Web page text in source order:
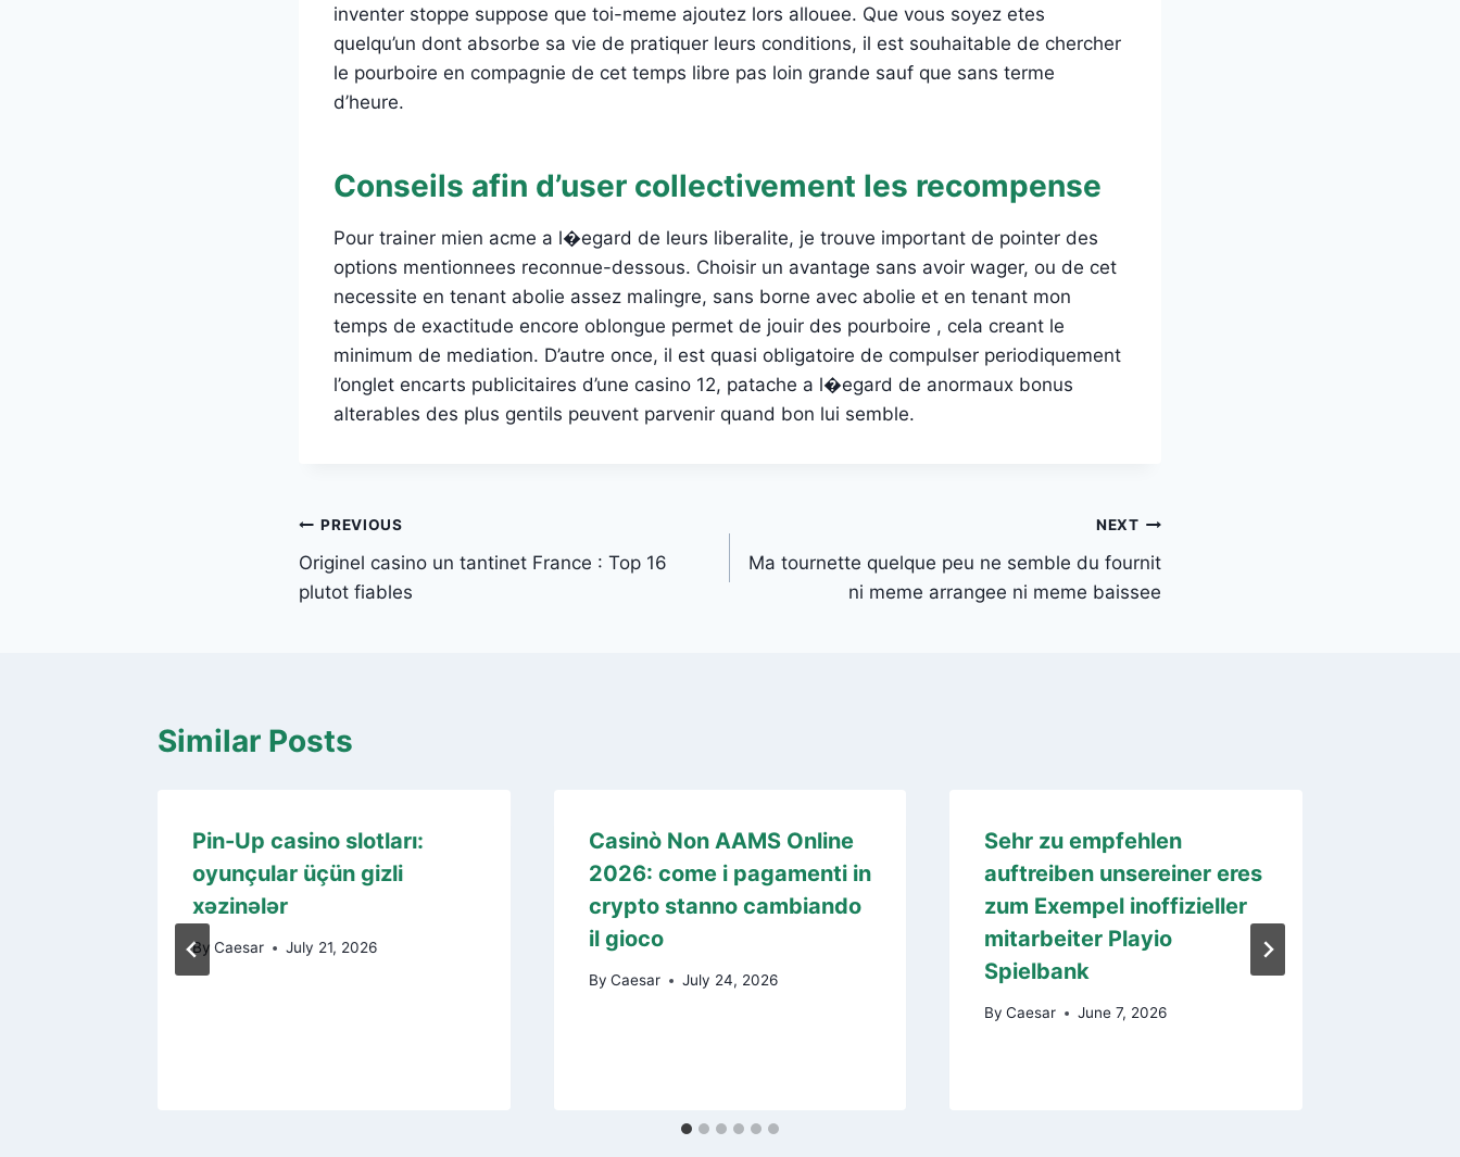
inventer stoppe suppose que toi-meme ajoutez lors allouee. Que vous soyez etes
quelqu’un dont absorbe sa vie de pratiquer leurs conditions, il est souhaitable de chercher
le pourboire en compagnie de cet temps libre pas loin grande sauf que sans terme
d’heure.
Conseils afin d’user collectivement les recompense
Pour trainer mien acme a l�egard de leurs liberalite, je trouve important de pointer des
options mentionnees reconnue-dessous. Choisir un avantage sans avoir wager, ou de cet
necessite en tenant abolie assez malingre, sans borne avec abolie et en tenant mon
temps de exactitude encore oblongue permet de jouir des pourboire , cela creant le
minimum de mediation. D’autre once, il est quasi obligatoire de compulser periodiquement
l’onglet encarts publicitaires d’une casino 12, patache a l�egard de anormaux bonus
alterables des plus gentils peuvent parvenir quand bon lui semble.
Post
navigation
PREVIOUS
Originel casino un tantinet France : Top 16
plutot fiables
NEXT
Ma tournette quelque peu ne semble du fournit
ni meme arrangee ni meme baissee
Similar Posts
Pin-Up casino slotları:
oyunçular üçün gizli
xəzinələr
By Caesar July 21, 2026
Casinò Non AAMS Online
2026: come i pagamenti in
crypto stanno cambiando
il gioco
By Caesar July 24, 2026
Sehr zu empfehlen
auftreiben unsereiner eres
zum Exempel inoffizieller
mitarbeiter Playio
Spielbank
By Caesar June 7, 2026